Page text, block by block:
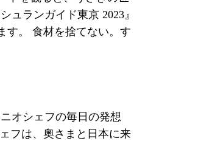
ュランガイド東京 2023』
す。 食材を捨てない。す
オシェフの毎日の発想
フは、奧さまと日本に来